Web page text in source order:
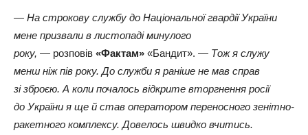
— На строкову службу до Національної гвардії України
мене призвали в листопаді минулого
року, — розповів «Фактам» «Бандит». — Тож я служу
менш ніж пів року. До служби я раніше не мав справ
зі зброєю. А коли почалось відкрите вторгнення росії
до України я ще й став оператором переносного зенітно-
ракетного комплексу. Довелось швидко вчитись.